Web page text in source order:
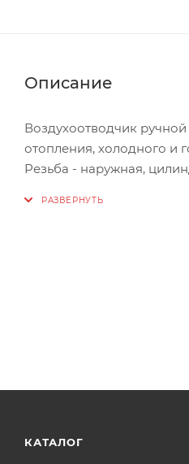
Описание
Воздухоотводчик
отопления, холодного и
Резьба - наружная,
КАТАЛОГ